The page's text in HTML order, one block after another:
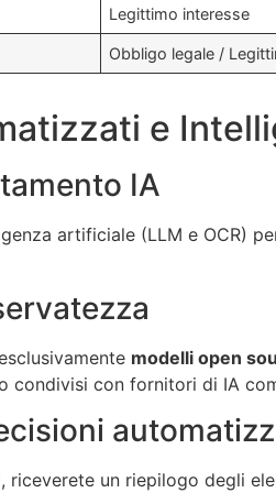
Legittimo interesse
Obbligo legale /
e
IA
artificiale (LLM e OCR)
modelli open
condivisi con fornitori di IA
riceverete un riepilogo degli